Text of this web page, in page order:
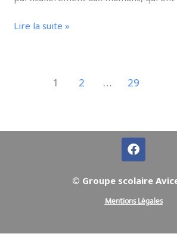
Lire la suite »
1 2 … 29
F
a
c
e
o
© Groupe scolaire
Mentions Légales